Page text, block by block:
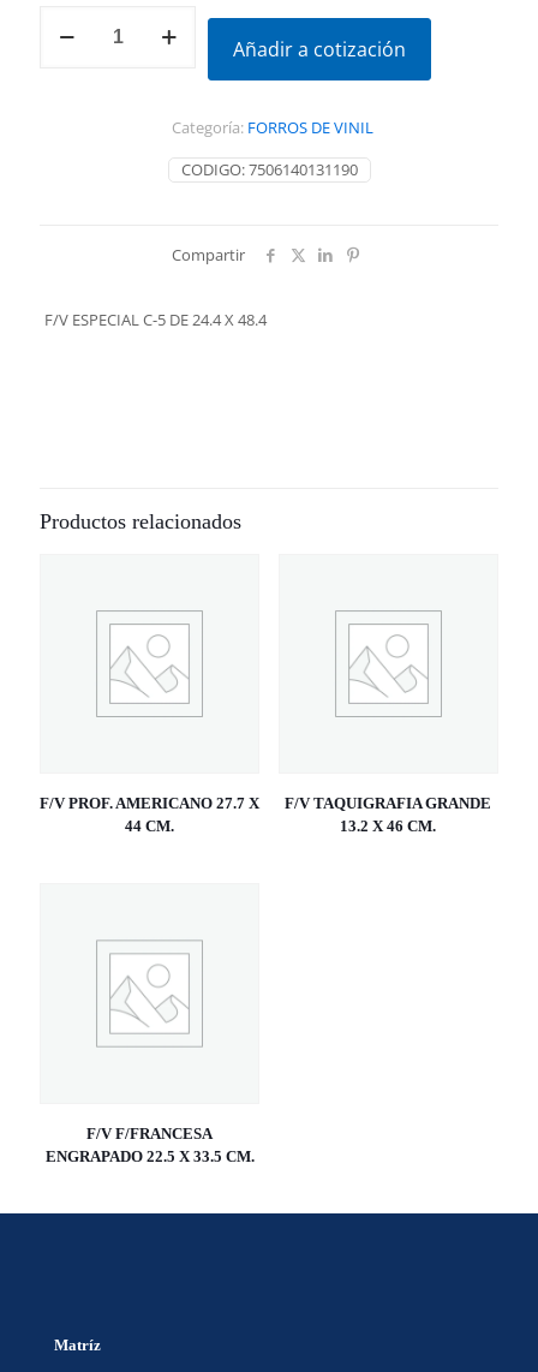
ESPECIAL
Añadir a cotización
CODIGO:7506140131190
Categoría: FORROS DE VINIL
Compartir
F/V ESPECIAL C-5 DE 24.4 X 48.4
Productos relacionados
F/V PROF. AMERICANO 27.7 X
44 CM.
F/V TAQUIGRAFIA GRANDE
13.2 X 46 CM.
F/V F/FRANCESA
ENGRAPADO 22.5 X 33.5 CM.
Matríz